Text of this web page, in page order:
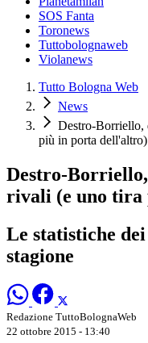
SOS Fanta
Toronews
Tuttobolognaweb
Violanews
Tutto Bologna Web
News
Destro-Borriello,
più in porta dell'altro)
Destro-
rivali (e uno
Le statistiche
stagione
Redazione TuttoBolognaWeb
22 ottobre 2015 - 13:40